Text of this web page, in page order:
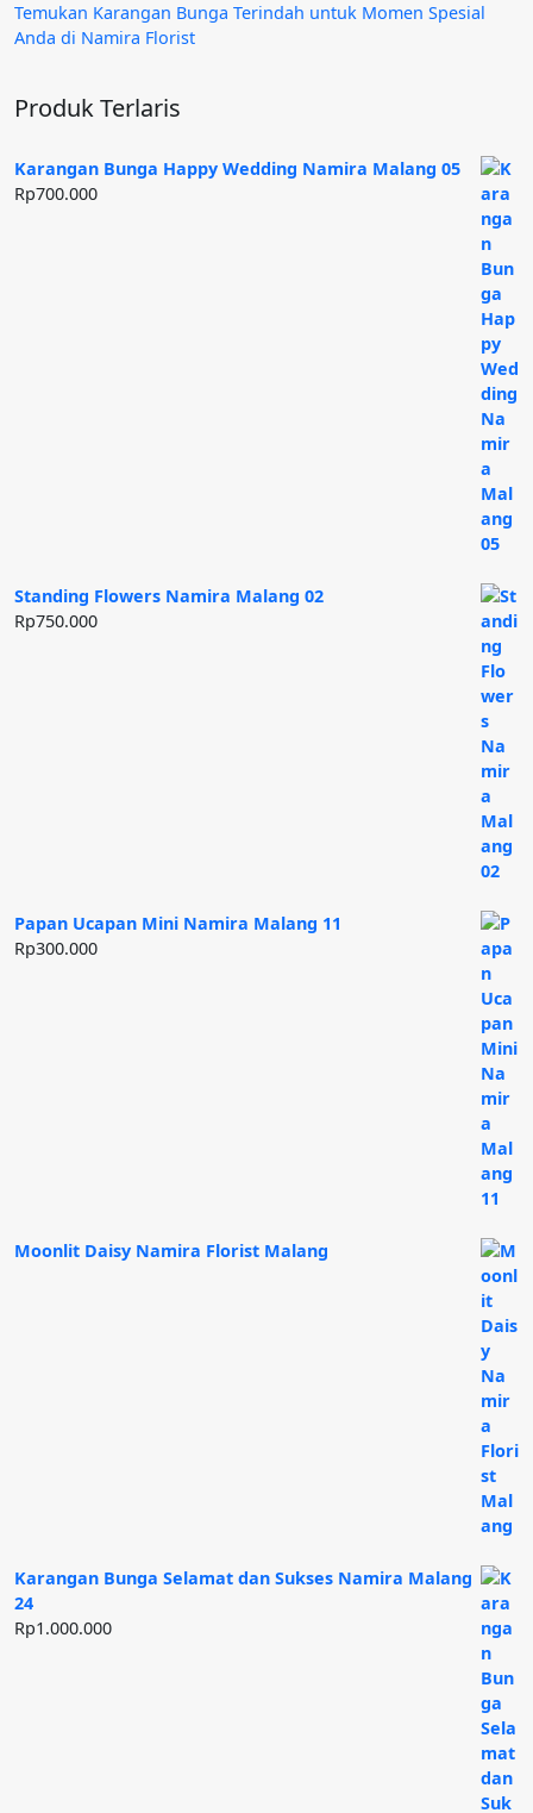
Temukan Karangan Bunga Terindah untuk Momen Spesial
Anda di Namira Florist
Produk Terlaris
Karangan Bunga Happy Wedding Namira Malang 05
Rp700.000
Standing Flowers Namira Malang 02
Rp750.000
Papan Ucapan Mini Namira Malang 11
Rp300.000
Moonlit Daisy Namira Florist Malang
Karangan Bunga Selamat dan Sukses Namira Malang
24
Rp1.000.000